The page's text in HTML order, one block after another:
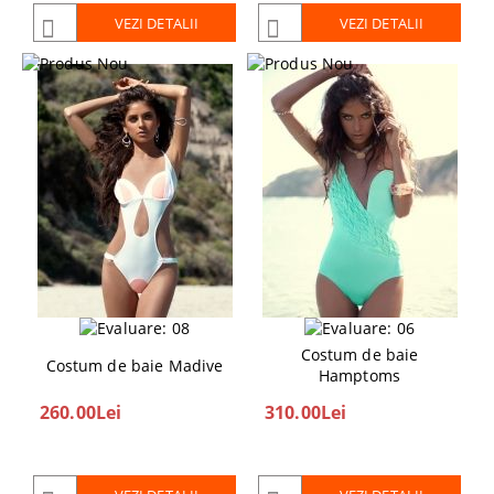
VEZI DETALII VEZI DETALII
Costum de baie Madive
260.00Lei
Costum de baie
Hamptoms
310.00Lei